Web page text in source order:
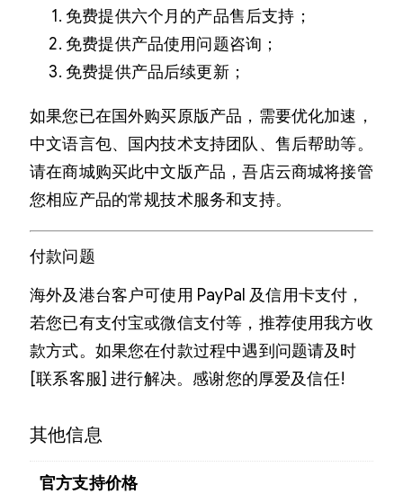
免费提供六个月的产品售后支持；
免费提供产品使用问题咨询；
免费提供产品后续更新；
如果您已在国外购买原版产品，需要优化加速，
中文语言包、国内技术支持团队、售后帮助等。
请在商城购买此中文版产品，吾店云商城将接管
您相应产品的常规技术服务和支持。
付款问题
海外及港台客户可使用 PayPal 及信用卡支付，
若您已有支付宝或微信支付等，推荐使用我方收
款方式。如果您在付款过程中遇到问题请及时
[联系客服] 进行解决。感谢您的厚爱及信任!
其他信息
官方支持价格